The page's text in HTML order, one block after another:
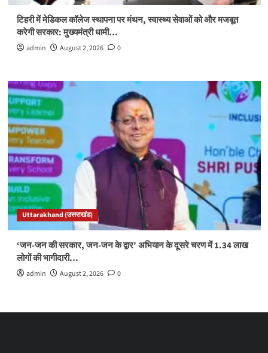
टिहरी में मेडिकल कॉलेज स्थापना पर मंथन, स्वास्थ्य सेवाओं को और मजबूत
करेगी सरकार: मुख्यमंत्री धामी…
admin August 2, 2026 0
Uttarakhand (उत्तराखंड)
‘जन-जन की सरकार, जन-जन के द्वार’ अभियान के दूसरे चरण में 1.34 लाख
लोगों की भागीदारी…
admin August 2, 2026 0